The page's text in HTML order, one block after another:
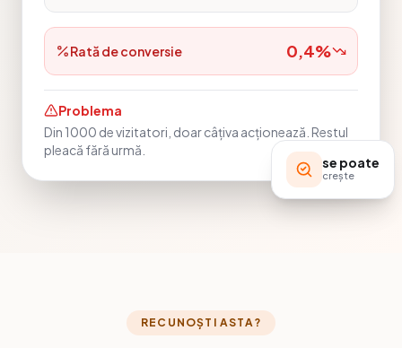
Rată de conversie 0,4%
Problema
Din 1000 de vizitatori, doar câțiva acționează. Restul
pleacă fără urmă.
se poate
crește
RECUNOȘTI ASTA?